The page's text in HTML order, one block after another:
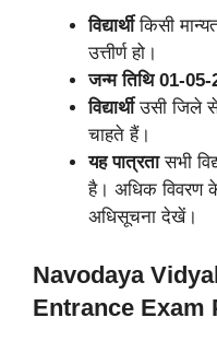
विद्यार्थीकिसी
उत्तीर्ण हो।
जन्म तिथि 01-05-
विद्यार्थीउसी जिले से
चाहते हैं।
यह पात्रतासभी
है। अधिक विवरण
अधिसूचना देखें।
Navodaya
Entrance Exam